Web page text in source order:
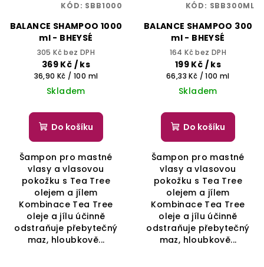
d
u
BALANCE SHAMPOO 1000
ml - BHEYSÉ
305 Kč bez DPH
369 Kč / ks
Měrná
cena:
36,90 Kč / 100 ml
Skladem
Do košíku
Šampon pro mastné
vlasy a vlasovou
pokožku s Tea Tree
olejem a jílem
Kombinace Tea Tree
oleje a jílu účinně
odstraňuje přebytečný
maz, hloubkově...
KÓD: SBB1000
BALANCE SHAMPOO 300
ml - BHEYSÉ
164 Kč bez DPH
199 Kč / ks
Měrná
cena:
66,33 Kč / 100 ml
Skladem
Do košíku
Šampon pro mastné
vlasy a vlasovou
pokožku s Tea Tree
olejem a jílem
Kombinace Tea Tree
oleje a jílu účinně
odstraňuje přebytečný
maz, hloubkově...
KÓD: SBB300ML